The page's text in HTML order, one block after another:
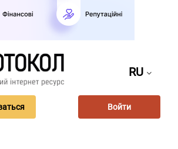
RU
Войти